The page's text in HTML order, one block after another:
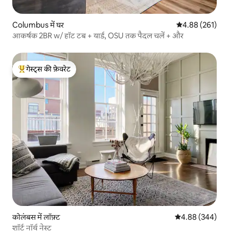
Columbus में घर औसत रेटिंग 5 में से
4.88 (261)
आकर्षक 2BR w/ हॉट टब + यार्ड, OSU तक पैदल चलें + और
गेस्ट्स का टॉप फ़ेवरेट
गेस्ट्स की फ़ेवरेट
कोलंबस में लॉफ़्ट औसत रेटिंग 5 में से
4.88 (344)
शॉर्ट नॉर्थ नेस्ट